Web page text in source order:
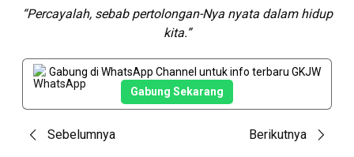
“Percayalah, sebab pertolongan-Nya nyata dalam hidup
kita.”
Gabung di WhatsApp Channel untuk info terbaru GKJW
Gabung Sekarang
Post
Sebelumnya Berikutnya